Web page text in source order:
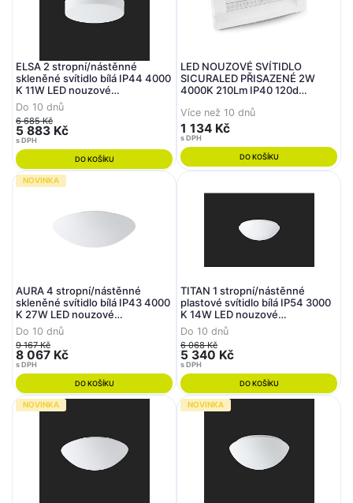
ELSA 2 stropní/nástěnné
skleněné svítidlo bílá IP44 4000
K 11W LED nouzové
kombinované 3 h (původní kód
OS 59575) - OSMONT
Do 10 dnů
6 685 Kč
5 883 Kč
s DPH
DO KOŠÍKU
LED NOUZOVÉ SVÍTIDLO
SICURALED PŘISAZENÉ 2W
4000K 210Lm IP40 120d
Více než 10 dnů
1 134 Kč
s DPH
DO KOŠÍKU
NOVINKA
AURA 4 stropní/nástěnné
skleněné svítidlo bílá IP43 4000
K 27W LED nouzové
kombinované 3 h - OSMONT
Do 10 dnů
9 167 Kč
8 067 Kč
s DPH
DO KOŠÍKU
TITAN 1 stropní/nástěnné
plastové svítidlo bílá IP54 3000
K 14W LED nouzové
kombinované 3 h (původní kód
OS 56214) - OSMONT
Do 10 dnů
6 068 Kč
5 340 Kč
s DPH
DO KOŠÍKU
NOVINKA NOVINKA